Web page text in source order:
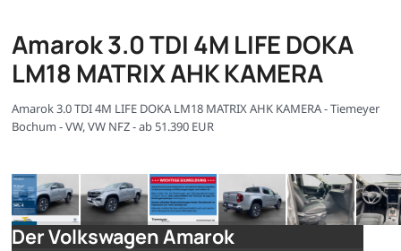
Amarok 3.0 TDI 4M LIFE DOKA
LM18 MATRIX AHK KAMERA
Amarok 3.0 TDI 4M LIFE DOKA LM18 MATRIX AHK KAMERA - Tiemeyer
Bochum - VW, VW NFZ - ab 51.390 EUR
Der Volkswagen Amarok